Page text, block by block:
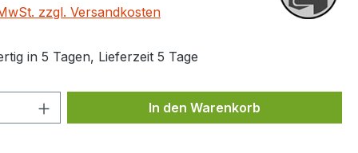
zzgl. Versandkosten
in 5 Tagen, Lieferzeit 5 Tage
Gib den gewünschten Wert
In den Warenkorb